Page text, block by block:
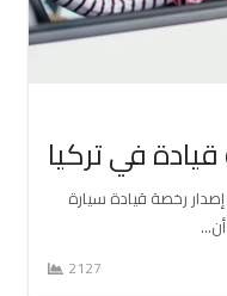
في تركيا
رخصة قيادة سيارة
2127